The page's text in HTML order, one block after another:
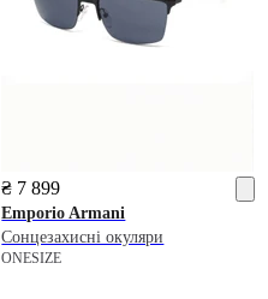
₴ 7 899
Emporio Armani
Сонцезахисні окуляри
ONESIZE